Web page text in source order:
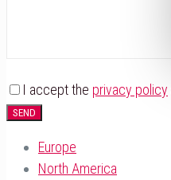
I accept the privacy policy
Europe
North America